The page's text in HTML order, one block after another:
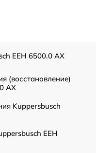
EEH 6500.0 AX
(восстановление)
AX
Kuppersbusch
EEH